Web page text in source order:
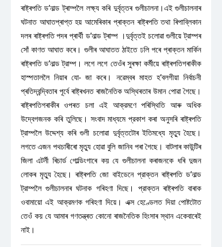
ৰাষ্ট্ৰপতি ড’নাল্ড ট্ৰাম্পলৈ লক্ষ্য কৰি দুৰ্বৃত্তৰ গুলীচালনা।এই গুলীচালনাৰ
ঘটনাত আঘাতপ্ৰাপ্ত হয় আমেৰিকাৰ প্ৰাক্তন ৰাষ্ট্ৰপতি তথা ৰিপাব্লিকান
দলৰ ৰাষ্ট্ৰপতি পদৰ প্ৰাৰ্থী ড’নাল্ড ট্ৰাম্প ।দুর্বৃত্তই চলোৱা গুলীয়ে ট্রাম্পৰ
সোঁ কাণত আঘাত কৰে। গুলীৰ আঘাতত ঠাইতে ঢলি পৰে প্ৰাক্তন মার্কিন
ৰাষ্ট্ৰপতি ড’নাল্ড ট্রাম্প। লগে লগে তেওঁৰ সুৰক্ষা কৰ্মীয়ে ৰাষ্ট্ৰপতিগৰাকীক
হাস্পতাললৈ নিয়াৰ যো- জা কৰে। নৱেম্বৰ মাহত হ’বলগীয়া নির্বাচনী
প্ৰতিদ্বন্দ্বিতাৰ পূৰ্বে ৰাষ্ট্ৰখনত ৰাজনৈতিক অস্থিৰতাৰ উমান পোৱা গৈছে।
ৰাষ্ট্ৰপতিগৰাকীৰ ওপৰত চলা এই আক্রমণে পৰিস্থিতি আৰু অধিক
উদ্বেগজনক কৰি তুলিছে। সংবাদ মাধ্যমে প্রকাশ কৰা অনুসৰি ৰাষ্ট্ৰপতি
ট্রাম্পলৈ উদ্দেশ্য কৰি গুলী চলোৱা দুর্বৃত্তটোৰ ইতিমধ্যে মৃত্যু হৈছে।
লগতে এজন পথচাৰীৰো মৃত্যু হোৱা বুলি জানিব পৰা গৈছে। বাটলাৰ কাউন্টিৰ
জিলা এটর্নী ৰিচাৰ্ড গোল্ডিংগাৰে কয় যে গুলীচালনা কৰাজনকে ধৰি দুজন
লোকৰ মৃত্যু হৈছে। ৰাষ্ট্ৰপতি জো বাইডেনে প্রাক্তন ৰাষ্ট্ৰপতি ড’নাল্ড
ট্রাম্পলৈ গুলীচালনাৰ ঘটনাক গৰিহণা দিছে। প্রাক্তন ৰাষ্ট্ৰপতি বাৰাক
ওবামায়ো এই আক্রমণক গৰিহণা দিয়ে। এক্স হেণ্ডেলত দিয়া পোষ্টটোত
তেওঁ কয় যে আমাৰ গণতন্ত্ৰত কোনো ৰাজনৈতিক হিংসাৰ স্থান একেবাৰেই
নাই।